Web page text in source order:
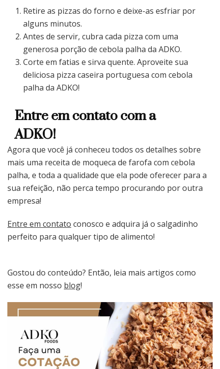
Retire as pizzas do forno e deixe-as esfriar por
alguns minutos.
Antes de servir, cubra cada pizza com uma
generosa porção de cebola palha da ADKO.
Corte em fatias e sirva quente. Aproveite sua
deliciosa pizza caseira portuguesa com cebola
palha da ADKO!
Entre em contato com a
ADKO!
Agora que você já conheceu todos os detalhes sobre
mais uma receita de moqueca de farofa com cebola
palha, e toda a qualidade que ela pode oferecer para a
sua refeição, não perca tempo procurando por outra
empresa!
Entre em contato conosco e adquira já o salgadinho
perfeito para qualquer tipo de alimento!
Gostou do conteúdo? Então, leia mais artigos como
esse em nosso blog!